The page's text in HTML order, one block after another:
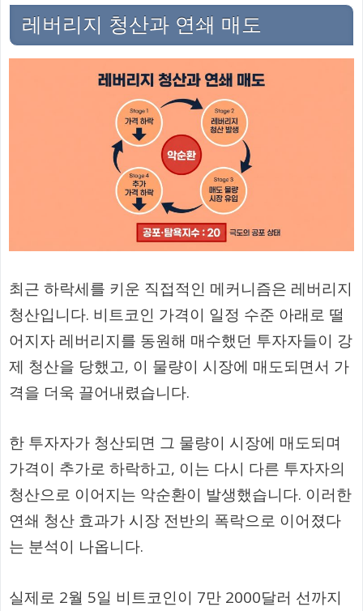
레버리지 청산과 연쇄 매도
최근 하락세를 키운 직접적인 메커니즘은 레버리지
청산입니다. 비트코인 가격이 일정 수준 아래로 떨
어지자 레버리지를 동원해 매수했던 투자자들이 강
제 청산을 당했고, 이 물량이 시장에 매도되면서 가
격을 더욱 끌어내렸습니다.
한 투자자가 청산되면 그 물량이 시장에 매도되며
가격이 추가로 하락하고, 이는 다시 다른 투자자의
청산으로 이어지는 악순환이 발생했습니다. 이러한
연쇄 청산 효과가 시장 전반의 폭락으로 이어졌다
는 분석이 나옵니다.
실제로 2월 5일 비트코인이 7만 2000달러 선까지